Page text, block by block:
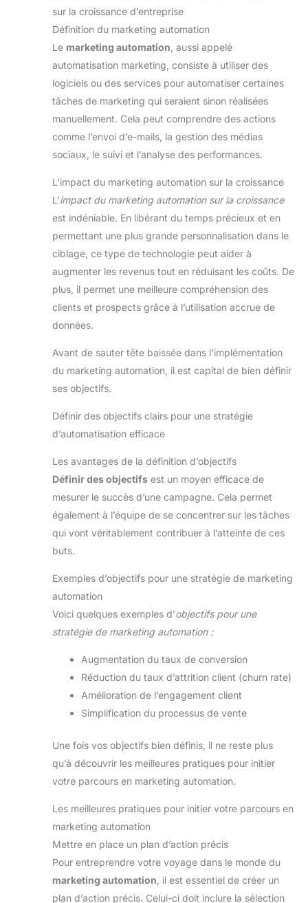
sur la croissance d’entreprise
Définition du marketing automation
Le marketing automation , aussi appelé
automatisation marketing, consiste à utiliser des
logiciels ou des services pour automatiser certaines
tâches de marketing qui seraient sinon réalisées
manuellement. Cela peut comprendre des actions
comme l’envoi d’e-mails, la gestion des médias
sociaux, le suivi et l’analyse des performances.
L’impact du marketing automation sur la croissance
L’impact du marketing automation sur la croissance
est indéniable. En libérant du temps précieux et en
permettant une plus grande personnalisation dans le
ciblage, ce type de technologie peut aider à
augmenter les revenus tout en réduisant les coûts. De
plus, il permet une meilleure compréhension des
clients et prospects grâce à l’utilisation accrue de
données.
Avant de sauter tête baissée dans l’implémentation
du marketing automation, il est capital de bien définir
ses objectifs.
Définir des objectifs clairs pour une stratégie
d’automatisation efficace
Les avantages de la définition d’objectifs
Définir des objectifs est un moyen efficace de
mesurer le succès d’une campagne. Cela permet
également à l’équipe de se concentrer sur les tâches
qui vont véritablement contribuer à l’atteinte de ces
buts.
Exemples d’objectifs pour une stratégie de marketing
automation
Voici quelques exemples d’objectifs pour une
stratégie de marketing automation :
Augmentation du taux de conversion
Réduction du taux d’attrition client (churn rate)
Amélioration de l’engagement client
Simplification du processus de vente
Une fois vos objectifs bien définis, il ne reste plus
qu’à découvrir les meilleures pratiques pour initier
votre parcours en marketing automation.
Les meilleures pratiques pour initier votre parcours en
marketing automation
Mettre en place un plan d’action précis
Pour entreprendre votre voyage dans le monde du
marketing automation , il est essentiel de créer un
plan d’action précis. Celui-ci doit inclure la sélection